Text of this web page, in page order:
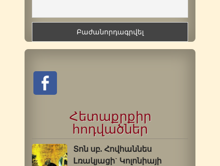
Հետաքրքիր
հոդվածներ
Տոն սբ. Հովհաննես
Լռակյացի` Կոլոնիայի